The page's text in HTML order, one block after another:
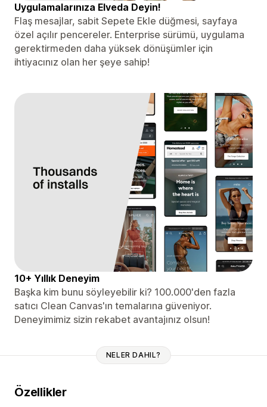
Uygulamalarınıza Elveda Deyin!
Flaş mesajlar, sabit Sepete Ekle düğmesi, sayfaya
özel açılır pencereler. Enterprise sürümü, uygulama
gerektirmeden daha yüksek dönüşümler için
ihtiyacınız olan her şeye sahip!
10+ Yıllık Deneyim
Başka kim bunu söyleyebilir ki? 100.000'den fazla
satıcı Clean Canvas'ın temalarına güveniyor.
Deneyimimiz sizin rekabet avantajınız olsun!
NELER DAHIL?
Özellikler